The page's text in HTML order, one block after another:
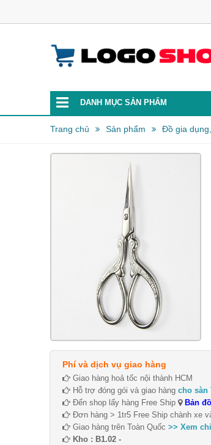
DANH MỤC SẢN PHẨM
Trang chủ Sản phẩm Đồ gia
Phí và dịch vụ giao hàng
Giao hàng hoả tốc nội thành HCM
Hỗ trợ đóng gói và giao hàng cho sàn
Đến shop lấy hàng Free Ship
Bản đồ
Đơn hàng > 1tr5 Free Ship chành xe
Giao hàng trên Toàn Quốc >> Xem
Kho : B1.02 -